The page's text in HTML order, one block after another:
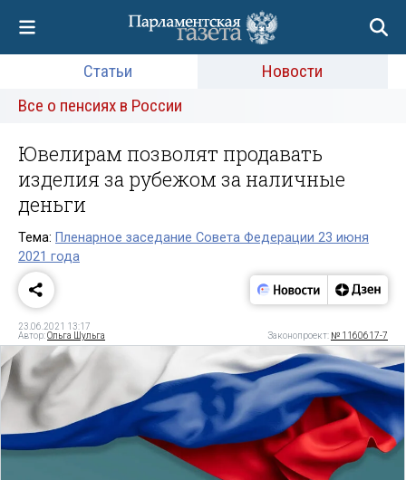
Статьи
Новости
Все о пенсиях в России
Ювелирам позволят продавать
изделия за рубежом за наличные
деньги
Тема: Пленарное заседание Совета Федерации 23 июня
2021 года
23.06.2021 13:17
Автор:Ольга Шульга Законопроект: № 1160617-7